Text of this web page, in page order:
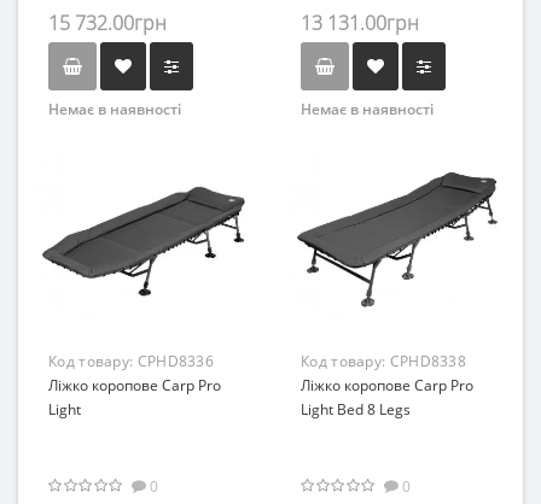
15 732.00грн
Немає в наявності
13 131.00грн
Немає в наявності
Код товару: CPHD8336
Ліжко коропове Carp Pro
Light
0
Код товару: CPHD8338
Ліжко коропове Carp Pro
Light Bed 8 Legs
0